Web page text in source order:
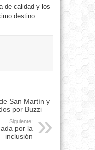
de calidad y los
destino
San Martín y
por Buzzi
Siguiente:
por la
inclusión